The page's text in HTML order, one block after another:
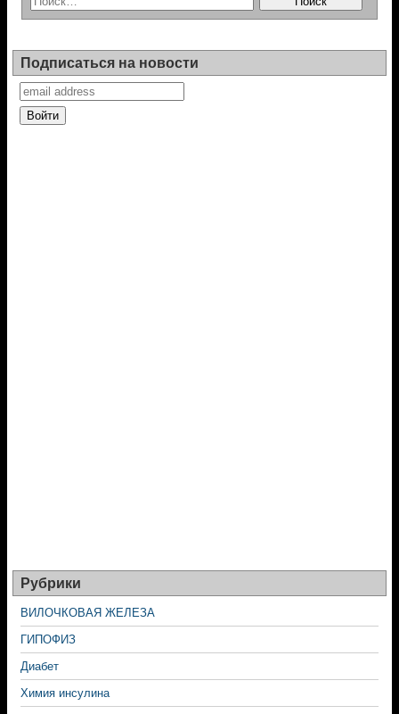
Подписаться на новости
Рубрики
ВИЛОЧКОВАЯ ЖЕЛЕЗА
ГИПОФИЗ
Диабет
Химия инсулина